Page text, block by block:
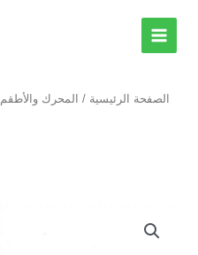
الصفحة الرئيسية / المحرك والأطقم